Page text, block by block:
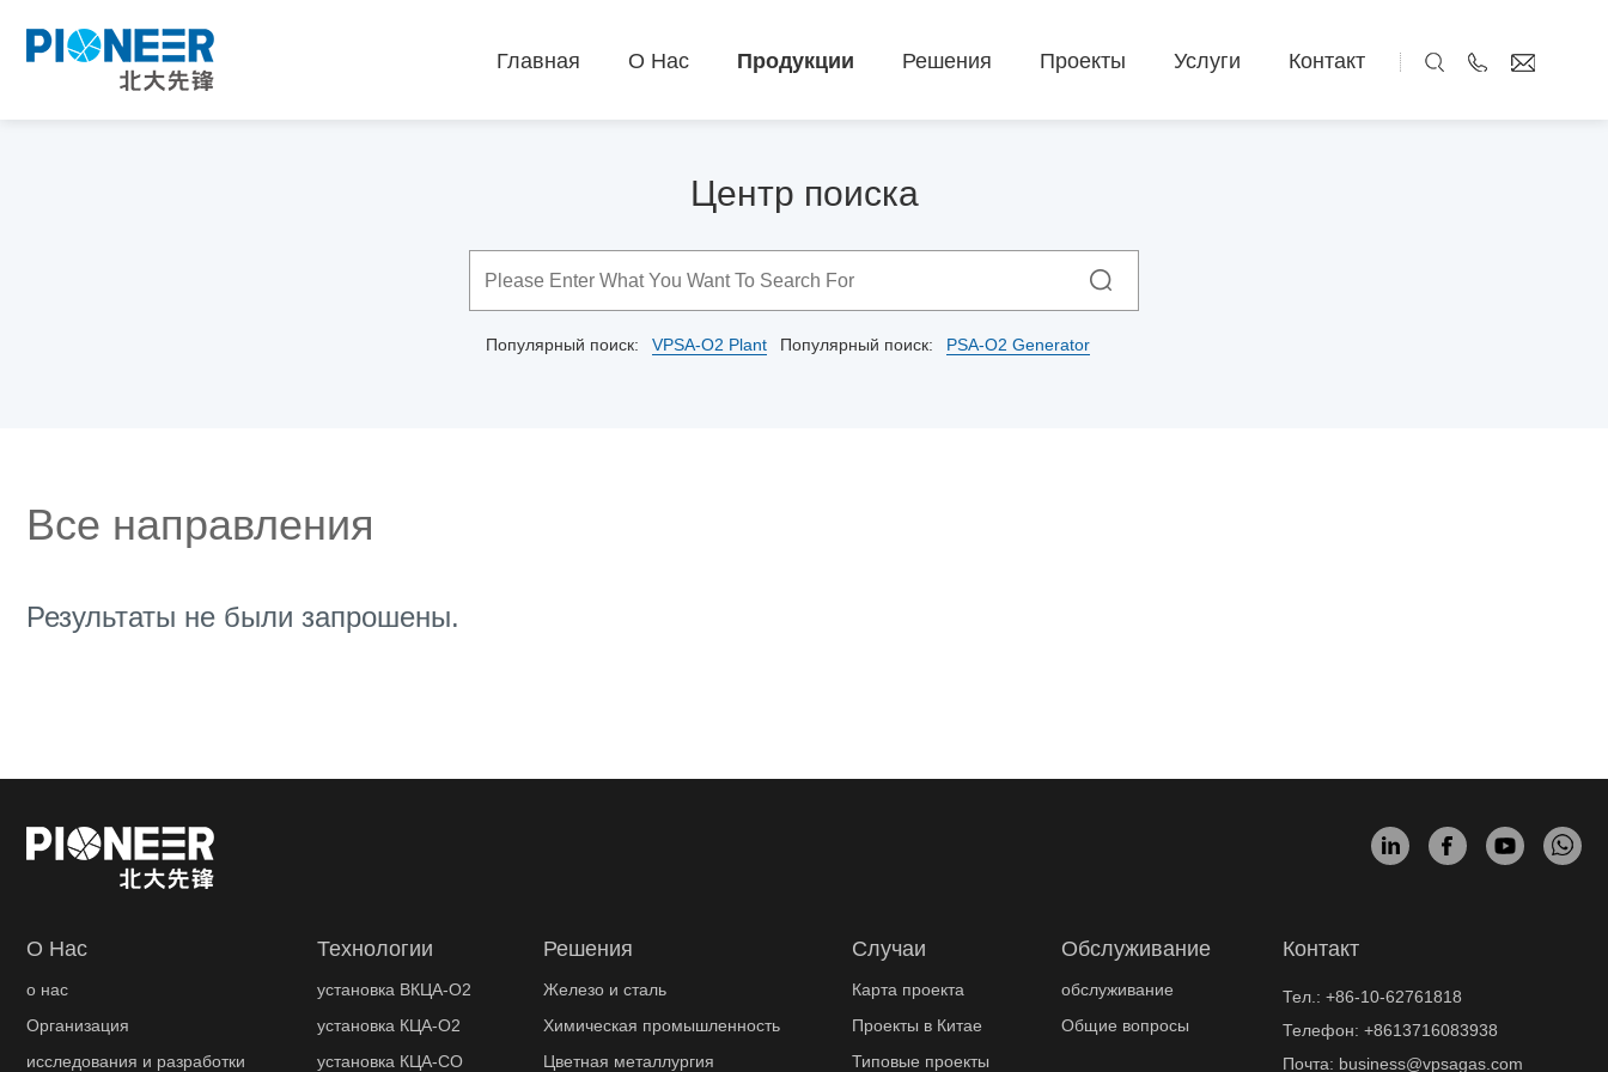
Главная О Нас Продукции Решения Проекты Услуги Контакт
Центр поиска
Популярный поиск: Популярный поиск:
Все направления
Результаты не были запрошены.
О Нас
о нас
Организация
исследования и разработки
Технологии
установка ВКЦА-О2
установка КЦА-О2
установка КЦА-СО
Решения
Железо и сталь
Химическая промышленность
Цветная металлургия
Случаи
Карта проекта
Проекты в Китае
Типовые проекты
Обслуживание
обслуживание
Общие вопросы
Контакт
Тел.: +86-10-62761818
Телефон: +8613716083938
Почта: business@vpsagas.com